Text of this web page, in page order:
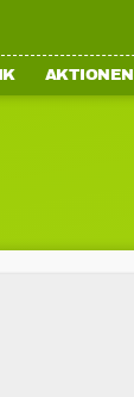
AKTIONEN